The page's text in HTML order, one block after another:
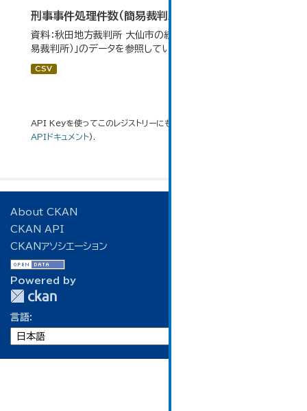
刑事事件処理件数（簡易裁判所）
資料：秋田地方裁判所 大仙市の統計「12-14民事事件（簡
易裁判所）」のデータを参照しています。
CSV
API Keyを使ってこのレジストリーにもアクセス可能です
APIドキュメント).
About CKAN
CKAN API
CKANアソシエーション
Powered by
言語